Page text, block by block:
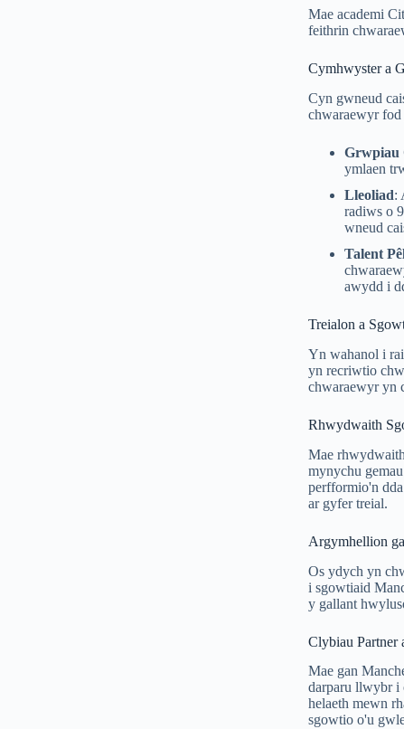
Mae academi
feithrin
Cymhwyster a
Cyn gwneud
chwaraewyr
Grwpiau
ymlaen
Lleoliad:
radiws o
wneud
Talent
awydd i
Treialon a
Yn wahanol i
yn recriwtio
chwaraewyr yn
Rhwydwaith
Mae
mynychu
perfformio'n
ar gyfer treial.
Argymhellion
Os ydych yn
i sgowtiaid
y gallant
Clybiau Partner
Mae gan
darparu llwybr i
helaeth mewn
sgowtio o'u